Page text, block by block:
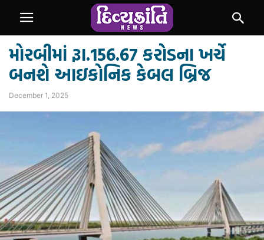
મોરબીમાં રૂા.156.67 કરોડના ખર્ચે
બનશે આઇકોનિક કેબલ બ્રિજ
December 1, 2025